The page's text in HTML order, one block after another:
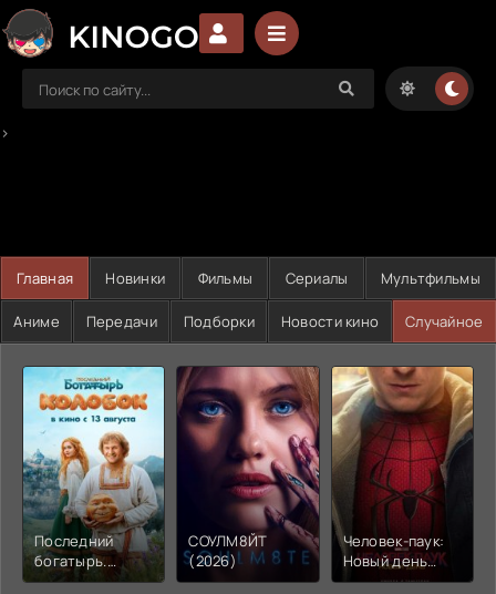
>
Главная Новинки Фильмы Сериалы Мультфильмы
Аниме Передачи Подборки Новости кино Случайное
Последний
богатырь.
Колобок (2026)
СОУЛМ8ЙТ
(2026)
Человек-паук:
Новый день
(2026)